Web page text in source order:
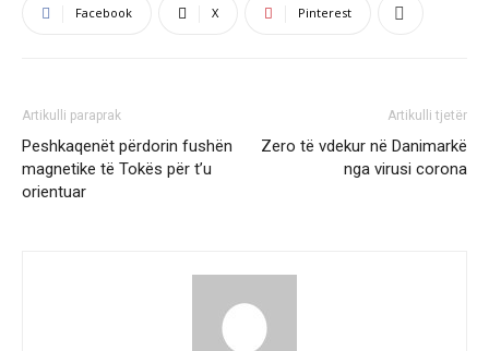
Facebook X Pinterest
Artikulli paraprak
Peshkaqenët përdorin fushën
magnetike të Tokës për t’u
orientuar
Artikulli tjetër
Zero të vdekur në Danimarkë
nga virusi corona